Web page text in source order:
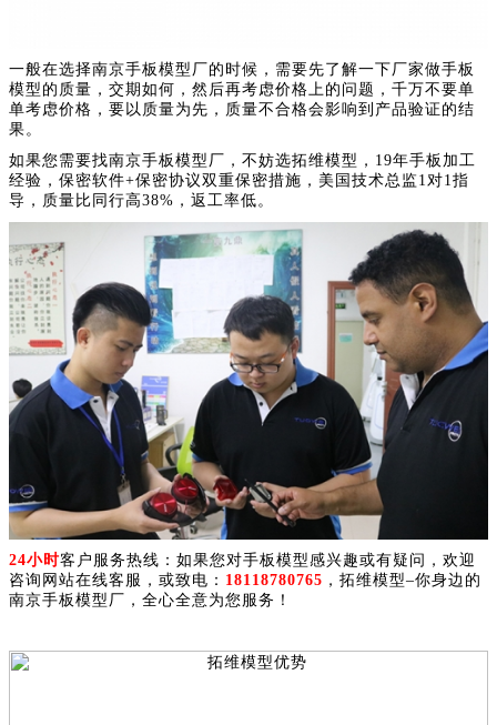
一般在选择南京手板模型厂的时候，需要先了解一下厂家做手板
模型的质量，交期如何，然后再考虑价格上的问题，千万不要单
单考虑价格，要以质量为先，质量不合格会影响到产品验证的结
果。
如果您需要找南京手板模型厂，不妨选拓维模型，19年手板加工
经验，保密软件+保密协议双重保密措施，美国技术总监1对1指
导，质量比同行高38%，返工率低。
24小时客户服务热线：如果您对手板模型感兴趣或有疑问，欢迎
咨询网站在线客服，或致电： 18118780765 ，拓维模型–你身边的
南京手板模型厂，全心全意为您服务！